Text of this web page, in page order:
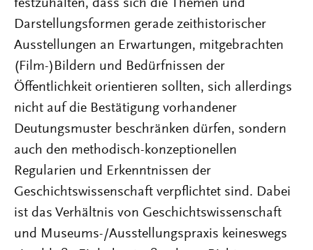
festzuhalten, dass sich die Themen und
Darstellungsformen gerade zeithistorischer
Ausstellungen an Erwartungen, mitgebrachten
(Film-)Bildern und Bedürfnissen der
Öffentlichkeit orientieren sollten, sich allerdings
nicht auf die Bestätigung vorhandener
Deutungsmuster beschränken dürfen, sondern
auch den methodisch-konzeptionellen
Regularien und Erkenntnissen der
Geschichtswissenschaft verpflichtet sind. Dabei
ist das Verhältnis von Geschichtswissenschaft
und Museums-/Ausstellungspraxis keineswegs